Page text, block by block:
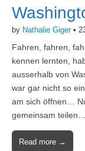
by Nathalie Giger•
Fahren, fahren,
kennen lernten,
ausserhalb von
war gar nicht so
am sich öffnen…
gemeinsam
Read more →